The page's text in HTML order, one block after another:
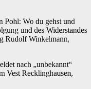
Pohl: Wo du gehst und
und des Widerstandes
Rudolf Winkelmann,
nach „unbekannt“
Vest Recklinghausen,